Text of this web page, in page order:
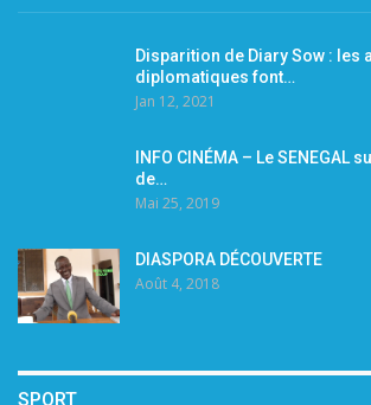
Disparition de Diary Sow : les
diplomatiques font…
Jan 12, 2021
INFO CINÉMA – Le SENEGAL
de…
Mai 25, 2019
DIASPORA DÉCOUVERTE
Août 4, 2018
SPORT